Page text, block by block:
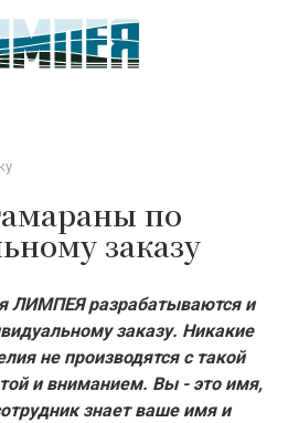
по
заказу
ЛИМПЕЯ разрабатываются и
заказу. Никакие
не производятся с такой
и вниманием. Вы - это имя,
знает ваше имя и